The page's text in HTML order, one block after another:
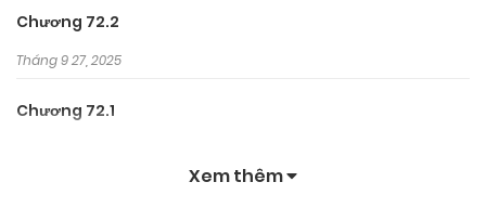
Chương 72.2
Tháng 9 27, 2025
Chương 72.1
Xem thêm